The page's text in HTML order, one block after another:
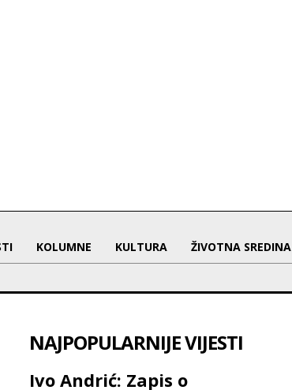
KOLUMNE KULTURA ŽIVOTNA SREDINA
NAJPOPULARNIJE VIJESTI
Ivo Andrić: Zapis o